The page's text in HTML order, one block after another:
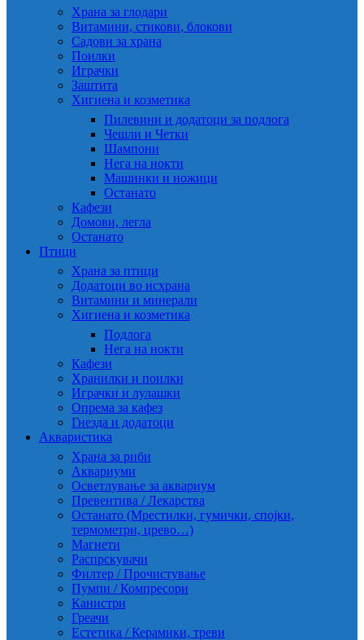
Храна за глодари
Витамини, стикови, блокови
Садови за храна
Поилки
Играчки
Заштита
Хигиена и козметика
Пилевини и додатоци за подлога
Чешли и Четки
Шампони
Нега на нокти
Машинки и ножици
Останато
Кафези
Домови, легла
Останато
Птици
Храна за птици
Додатоци во исхрана
Витамини и минерали
Хигиена и козметика
Подлога
Нега на нокти
Кафези
Хранилки и поилки
Играчки и лулашки
Опрема за кафез
Гнезда и додатоци
Акваристика
Храна за риби
Аквариуми
Осветлување за аквариум
Превентива / Лекарства
Останато (Мрестилки, гумички, спојки,
термометри, црево…)
Магнети
Распрскувачи
Филтер / Прочистување
Пумпи / Компресори
Канистри
Греачи
Естетика / Керамики, треви